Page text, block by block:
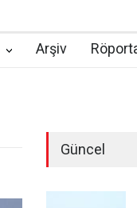
Arşiv
Güncel